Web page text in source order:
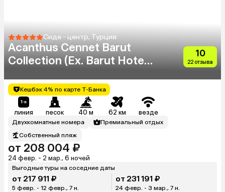
Сиде - центр, Турция
Acanthus Cennet Barut
Collection (Ex. Barut Hotels
10
22 отзыва
Кешбэк 4% по карте Т-Банка
линия песок 40 м 62 км везде
Двухкомнатные номера
Премиальный отдых
Собственный пляж
от 208 004 ₽
24 февр. - 2 мар., 6 ночей
Выгодные туры на соседние даты
от 217 911 ₽
5 февр. - 12 февр., 7 н.
от 231 191 ₽
24 февр. - 3 мар., 7 н.